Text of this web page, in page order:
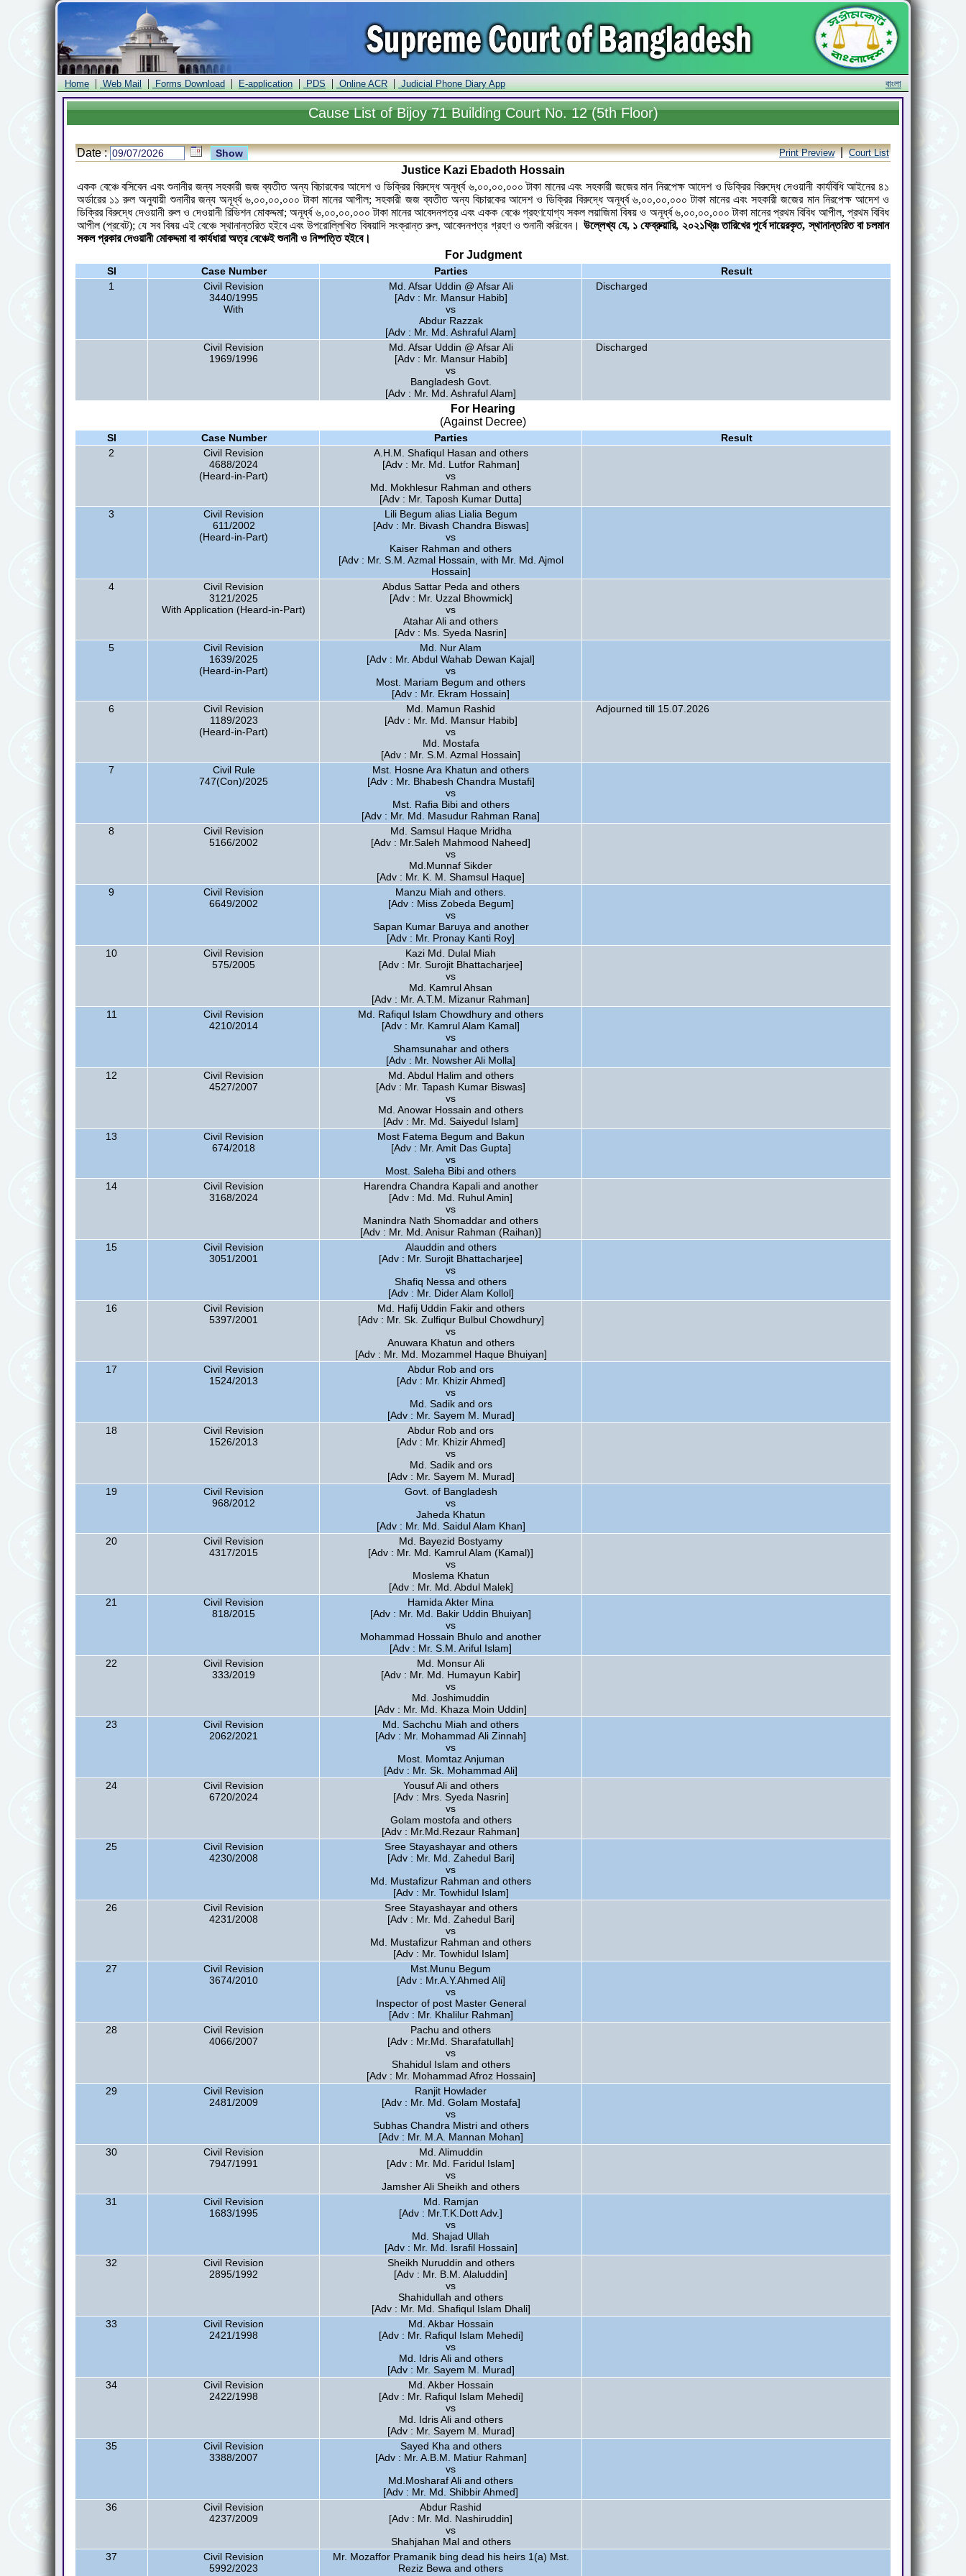
Home | Web Mail | Forms Download | E-application | PDS | Online ACR | Judicial Phone Diary App বাংলা
CauseList of Bijoy 71 Building Court No. 12 (5th Floor)
Date : Print Preview|Court List
Justice Kazi Ebadoth Hossain
একক বেঞ্চে বসিবেন এবং শুনানীর জন্য সহকারী জজ ব্যতীত অন্য বিচারকের আদেশ ও ডিক্রির বিরুদ্ধে অনূর্ধ্ব ৬,০০,০০,০০০ টাকা মানের এবং সহকারী জজের মান নিরপেক্ষ আদেশ ও ডিক্রির বিরুদ্ধে দেওয়ানী কার্যবিধি আইনের ৪১
অর্ডারের ১১ রুল অনুযায়ী শুনানীর জন্য অনূর্ধ্ব ৬,০০,০০,০০০ টাকা মানের আপীল; সহকারী জজ ব্যতীত অন্য বিচারকের আদেশ ও ডিক্রির বিরুদ্ধে অনূর্ধ্ব ৬,০০,০০,০০০ টাকা মানের এবং সহকারী জজের মান নিরপেক্ষ আদেশ ও
ডিক্রির বিরুদ্ধে দেওয়ানী রুল ও দেওয়ানী রিভিশন মোকদ্দমা; অনূর্ধ্ব ৬,০০,০০,০০০ টাকা মানের আবেদনপত্র এবং একক বেঞ্চে গ্রহণযোগ্য সকল লয়াজিমা বিষয় ও অনূর্ধ্ব ৬,০০,০০,০০০ টাকা মানের প্রথম বিবিধ আপীল, প্রথম বিবিধ
আপীল (প্রবেট); যে সব বিষয় এই বেঞ্চে স্থানান্তরিত হইবে এবং উপরোল্লিখিত বিষয়াদি সংক্রান্ত রুল, আবেদনপত্র গ্রহণ ও শুনানী করিবেন। উল্লেখ্য যে, ১ ফেব্রুয়ারি, ২০২১খ্রিঃ তারিখের পূর্বে দায়েরকৃত, স্থানান্তরিত বা চলমান
সকল প্রকার দেওয়ানী মোকদ্দমা বা কার্যধারা অত্র বেঞ্চেই শুনানী ও নিষ্পত্তি হইবে।
For Judgment
Sl Case Number Parties
Result
1
Civil Revision
3440/1995
With
Md. Afsar Uddin @ Afsar Ali
[Adv : Mr. Mansur Habib]
vs
Abdur Razzak
[Adv : Mr. Md. Ashraful Alam]
Discharged
Civil Revision
1969/1996
Md. Afsar Uddin @ Afsar Ali
[Adv : Mr. Mansur Habib]
vs
Bangladesh Govt.
[Adv : Mr. Md. Ashraful Alam]
Discharged
For Hearing
(Against Decree)
Sl Case Number Parties
Result
2
Civil Revision
4688/2024
(Heard-in-Part)
A.H.M. Shafiqul Hasan and others
[Adv : Mr. Md. Lutfor Rahman]
vs
Md. Mokhlesur Rahman and others
[Adv : Mr. Taposh Kumar Dutta]
3
Civil Revision
611/2002
(Heard-in-Part)
Lili Begum alias Lialia Begum
[Adv : Mr. Bivash Chandra Biswas]
vs
Kaiser Rahman and others
[Adv : Mr. S.M. Azmal Hossain, with Mr. Md. Ajmol
Hossain]
4
Civil Revision
3121/2025
With Application (Heard-in-Part)
Abdus Sattar Peda and others
[Adv : Mr. Uzzal Bhowmick]
vs
Atahar Ali and others
[Adv : Ms. Syeda Nasrin]
5
Civil Revision
1639/2025
(Heard-in-Part)
Md. Nur Alam
[Adv : Mr. Abdul Wahab Dewan Kajal]
vs
Most. Mariam Begum and others
[Adv : Mr. Ekram Hossain]
6
Civil Revision
1189/2023
(Heard-in-Part)
Md. Mamun Rashid
[Adv : Mr. Md. Mansur Habib]
vs
Md. Mostafa
[Adv : Mr. S.M. Azmal Hossain]
Adjourned till 15.07.2026
7
Civil Rule
747(Con)/2025
Mst. Hosne Ara Khatun and others
[Adv : Mr. Bhabesh Chandra Mustafi]
vs
Mst. Rafia Bibi and others
[Adv : Mr. Md. Masudur Rahman Rana]
8
Civil Revision
5166/2002
Md. Samsul Haque Mridha
[Adv : Mr.Saleh Mahmood Naheed]
vs
Md.Munnaf Sikder
[Adv : Mr. K. M. Shamsul Haque]
9
Civil Revision
6649/2002
Manzu Miah and others.
[Adv : Miss Zobeda Begum]
vs
Sapan Kumar Baruya and another
[Adv : Mr. Pronay Kanti Roy]
10
Civil Revision
575/2005
Kazi Md. Dulal Miah
[Adv : Mr. Surojit Bhattacharjee]
vs
Md. Kamrul Ahsan
[Adv : Mr. A.T.M. Mizanur Rahman]
11
Civil Revision
4210/2014
Md. Rafiqul Islam Chowdhury and others
[Adv : Mr. Kamrul Alam Kamal]
vs
Shamsunahar and others
[Adv : Mr. Nowsher Ali Molla]
12
Civil Revision
4527/2007
Md. Abdul Halim and others
[Adv : Mr. Tapash Kumar Biswas]
vs
Md. Anowar Hossain and others
[Adv : Mr. Md. Saiyedul Islam]
13
Civil Revision
674/2018
Most Fatema Begum and Bakun
[Adv : Mr. Amit Das Gupta]
vs
Most. Saleha Bibi and others
14
Civil Revision
3168/2024
Harendra Chandra Kapali and another
[Adv : Md. Md. Ruhul Amin]
vs
Manindra Nath Shomaddar and others
[Adv : Mr. Md. Anisur Rahman (Raihan)]
15
Civil Revision
3051/2001
Alauddin and others
[Adv : Mr. Surojit Bhattacharjee]
vs
Shafiq Nessa and others
[Adv : Mr. Dider Alam Kollol]
16
Civil Revision
5397/2001
Md. Hafij Uddin Fakir and others
[Adv : Mr. Sk. Zulfiqur Bulbul Chowdhury]
vs
Anuwara Khatun and others
[Adv : Mr. Md. Mozammel Haque Bhuiyan]
17
Civil Revision
1524/2013
Abdur Rob and ors
[Adv : Mr. Khizir Ahmed]
vs
Md. Sadik and ors
[Adv : Mr. Sayem M. Murad]
18
Civil Revision
1526/2013
Abdur Rob and ors
[Adv : Mr. Khizir Ahmed]
vs
Md. Sadik and ors
[Adv : Mr. Sayem M. Murad]
19
Civil Revision
968/2012
Govt. of Bangladesh
vs
Jaheda Khatun
[Adv : Mr. Md. Saidul Alam Khan]
20
Civil Revision
4317/2015
Md. Bayezid Bostyamy
[Adv : Mr. Md. Kamrul Alam (Kamal)]
vs
Moslema Khatun
[Adv : Mr. Md. Abdul Malek]
21
Civil Revision
818/2015
Hamida Akter Mina
[Adv : Mr. Md. Bakir Uddin Bhuiyan]
vs
Mohammad Hossain Bhulo and another
[Adv : Mr. S.M. Ariful Islam]
22
Civil Revision
333/2019
Md. Monsur Ali
[Adv : Mr. Md. Humayun Kabir]
vs
Md. Joshimuddin
[Adv : Mr. Md. Khaza Moin Uddin]
23
Civil Revision
2062/2021
Md. Sachchu Miah and others
[Adv : Mr. Mohammad Ali Zinnah]
vs
Most. Momtaz Anjuman
[Adv : Mr. Sk. Mohammad Ali]
24
Civil Revision
6720/2024
Yousuf Ali and others
[Adv : Mrs. Syeda Nasrin]
vs
Golam mostofa and others
[Adv : Mr.Md.Rezaur Rahman]
25
Civil Revision
4230/2008
Sree Stayashayar and others
[Adv : Mr. Md. Zahedul Bari]
vs
Md. Mustafizur Rahman and others
[Adv : Mr. Towhidul Islam]
26
Civil Revision
4231/2008
Sree Stayashayar and others
[Adv : Mr. Md. Zahedul Bari]
vs
Md. Mustafizur Rahman and others
[Adv : Mr. Towhidul Islam]
27
Civil Revision
3674/2010
Mst.Munu Begum
[Adv : Mr.A.Y.Ahmed Ali]
vs
Inspector of post Master General
[Adv : Mr. Khalilur Rahman]
28
Civil Revision
4066/2007
Pachu and others
[Adv : Mr.Md. Sharafatullah]
vs
Shahidul Islam and others
[Adv : Mr. Mohammad Afroz Hossain]
29
Civil Revision
2481/2009
Ranjit Howlader
[Adv : Mr. Md. Golam Mostafa]
vs
Subhas Chandra Mistri and others
[Adv : Mr. M.A. Mannan Mohan]
30
Civil Revision
7947/1991
Md. Alimuddin
[Adv : Mr. Md. Faridul Islam]
vs
Jamsher Ali Sheikh and others
31
Civil Revision
1683/1995
Md. Ramjan
[Adv : Mr.T.K.Dott Adv.]
vs
Md. Shajad Ullah
[Adv : Mr. Md. Israfil Hossain]
32
Civil Revision
2895/1992
Sheikh Nuruddin and others
[Adv : Mr. B.M. Alaluddin]
vs
Shahidullah and others
[Adv : Mr. Md. Shafiqul Islam Dhali]
33
Civil Revision
2421/1998
Md. Akbar Hossain
[Adv : Mr. Rafiqul Islam Mehedi]
vs
Md. Idris Ali and others
[Adv : Mr. Sayem M. Murad]
34
Civil Revision
2422/1998
Md. Akber Hossain
[Adv : Mr. Rafiqul Islam Mehedi]
vs
Md. Idris Ali and others
[Adv : Mr. Sayem M. Murad]
35
Civil Revision
3388/2007
Sayed Kha and others
[Adv : Mr. A.B.M. Matiur Rahman]
vs
Md.Mosharaf Ali and others
[Adv : Mr. Md. Shibbir Ahmed]
36
Civil Revision
4237/2009
Abdur Rashid
[Adv : Mr. Md. Nashiruddin]
vs
Shahjahan Mal and others
37
Civil Revision
5992/2023
Mr. Mozaffor Pramanik bing dead his heirs 1(a) Mst.
Reziz Bewa and others